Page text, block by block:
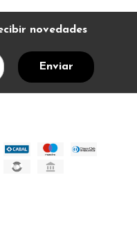
novedades
Enviar